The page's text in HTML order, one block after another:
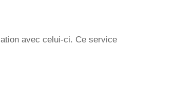
avec celui-ci. Ce service